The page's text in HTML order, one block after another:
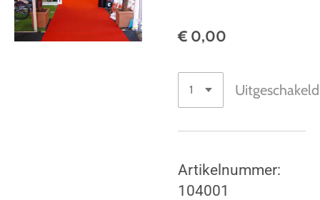
€ 0,00
Uitgeschakeld
Artikelnummer:
104001